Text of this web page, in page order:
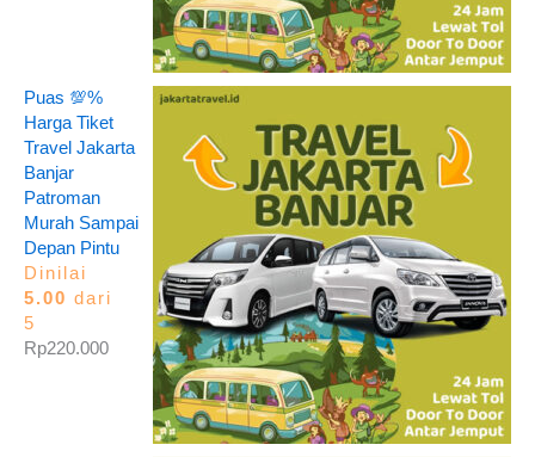
Puas 💯%
Harga Tiket
Travel Jakarta
Banjar
Patroman
Murah Sampai
Depan Pintu
Dinilai
5.00 dari
5
Rp220.000